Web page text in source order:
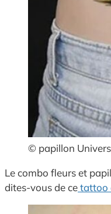
© papillon Univers
Le combo fleurs et
dites-vous de cetattoo